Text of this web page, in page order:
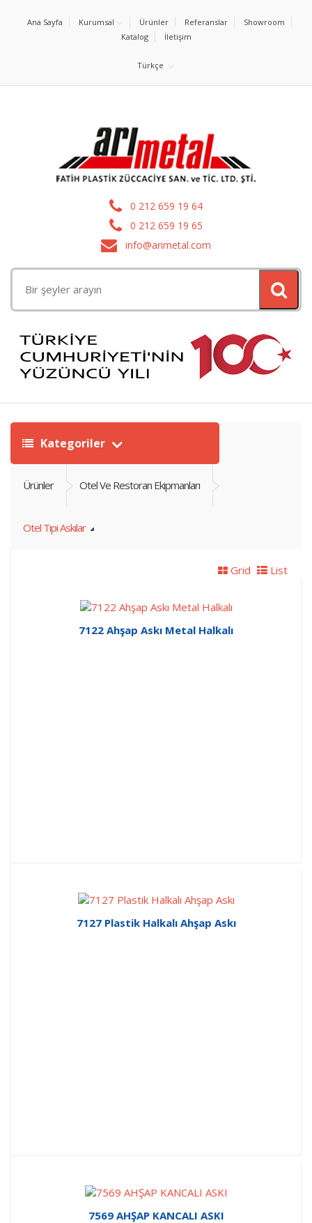
Ana Sayfa Kurumsal Ürünler Referanslar
Showroom
Katalog
İletişim
Türkçe
0 212 659 19 64
0 212 659 19 65
info@arimetal.com
Kategoriler
Ürünler Otel Ve Restoran Ekipmanları
Otel Tipi Askılar
Grid List
7122 Ahşap Askı Metal Halkalı
7127 Plastik Halkalı Ahşap Askı
7569 AHŞAP KANCALI ASKI